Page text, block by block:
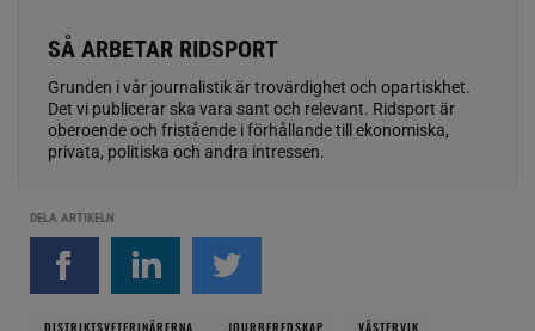
SÅ ARBETAR RIDSPORT
Grunden i vår journalistik är trovärdighet och opartiskhet.
Det vi publicerar ska vara sant och relevant. Ridsport är
oberoende och fristående i förhållande till ekonomiska,
privata, politiska och andra intressen.
DELA ARTIKELN
DISTRIKTSVETERINÄRERNA JOURBEREDSKAP
VÄSTERVIK